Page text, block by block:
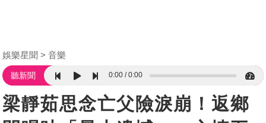
娛樂星聞 音樂
聽新聞 0:00 0:00
梁靜茹思念亡父險淚崩！返鄉